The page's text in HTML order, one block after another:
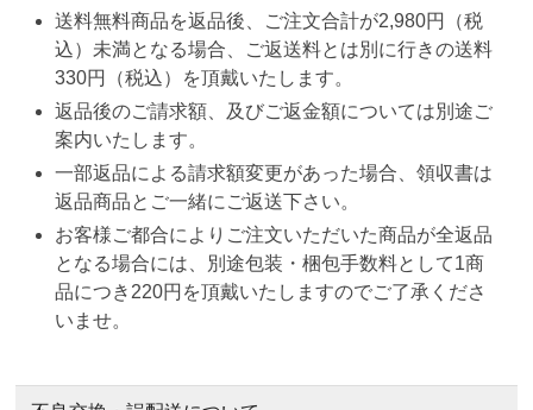
送料無料商品を返品後、ご注文合計が2,980円（税
込）未満となる場合、ご返送料とは別に行きの送料
330円（税込）を頂戴いたします。
返品後のご請求額、及びご返金額については別途ご
案内いたします。
一部返品による請求額変更があった場合、領収書は
返品商品とご一緒にご返送下さい。
お客様ご都合によりご注文いただいた商品が全返品
となる場合には、別途包装・梱包手数料として1商
品につき220円を頂戴いたしますのでご了承くださ
いませ。